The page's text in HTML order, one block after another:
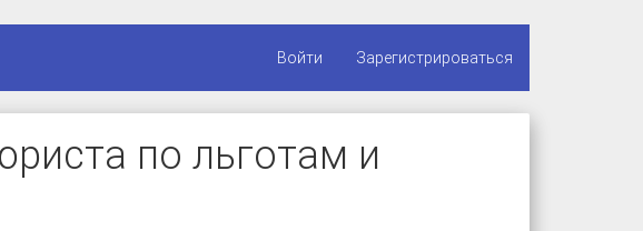
Войти Зарегистрироваться
по льготам и